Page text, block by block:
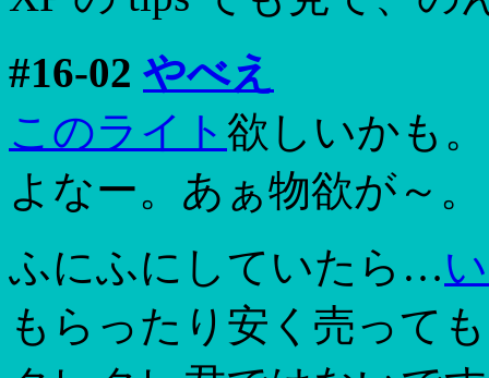
#16-02 やべえ
このライト 欲しいかも
よなー。あぁ物欲が～。
ふにふにしていたら…
もらったり安く売って